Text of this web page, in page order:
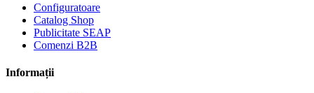
Configuratoare
Catalog Shop
Publicitate SEAP
Comenzi B2B
Informații